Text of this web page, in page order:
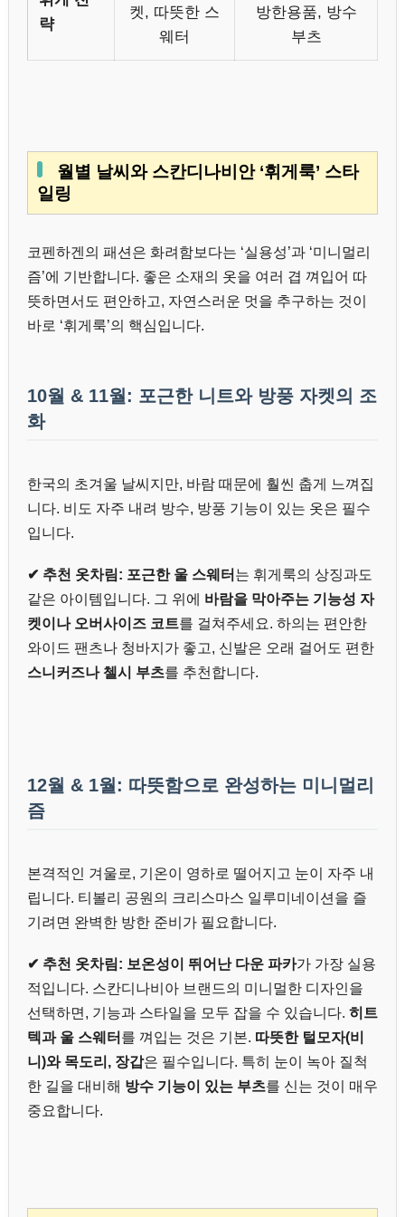
략
켓, 따뜻한 스
웨터
방한용품, 방수
부츠
월별 날씨와 스칸디나비안 ‘휘게룩’ 스타
일링
코펜하겐의 패션은 화려함보다는 ‘실용성’과 ‘미니멀리
즘’에 기반합니다. 좋은 소재의 옷을 여러 겹 껴입어 따
뜻하면서도 편안하고, 자연스러운 멋을 추구하는 것이
바로 ‘휘게룩’의 핵심입니다.
10월 & 11월: 포근한 니트와 방풍 자켓의 조
화
한국의 초겨울 날씨지만, 바람 때문에 훨씬 춥게 느껴집
니다. 비도 자주 내려 방수, 방풍 기능이 있는 옷은 필수
입니다.
✔ 추천 옷차림: 포근한 울 스웨터 는 휘게룩의 상징과도
같은 아이템입니다. 그 위에 바람을 막아주는 기능성 자
켓이나 오버사이즈 코트를 걸쳐주세요. 하의는 편안한
와이드 팬츠나 청바지가 좋고, 신발은 오래 걸어도 편한
스니커즈나 첼시 부츠를 추천합니다.
12월 & 1월: 따뜻함으로 완성하는 미니멀리
즘
본격적인 겨울로, 기온이 영하로 떨어지고 눈이 자주 내
립니다. 티볼리 공원의 크리스마스 일루미네이션을 즐
기려면 완벽한 방한 준비가 필요합니다.
✔ 추천 옷차림: 보온성이 뛰어난 다운 파카가 가장 실용
적입니다. 스칸디나비아 브랜드의 미니멀한 디자인을
선택하면, 기능과 스타일을 모두 잡을 수 있습니다. 히트
텍과 울 스웨터 를 껴입는 것은 기본. 따뜻한 털모자(비
니)와 목도리, 장갑은 필수입니다. 특히 눈이 녹아 질척
한 길을 대비해 방수 기능이 있는 부츠를 신는 것이 매우
중요합니다.